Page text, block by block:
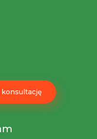
konsultację